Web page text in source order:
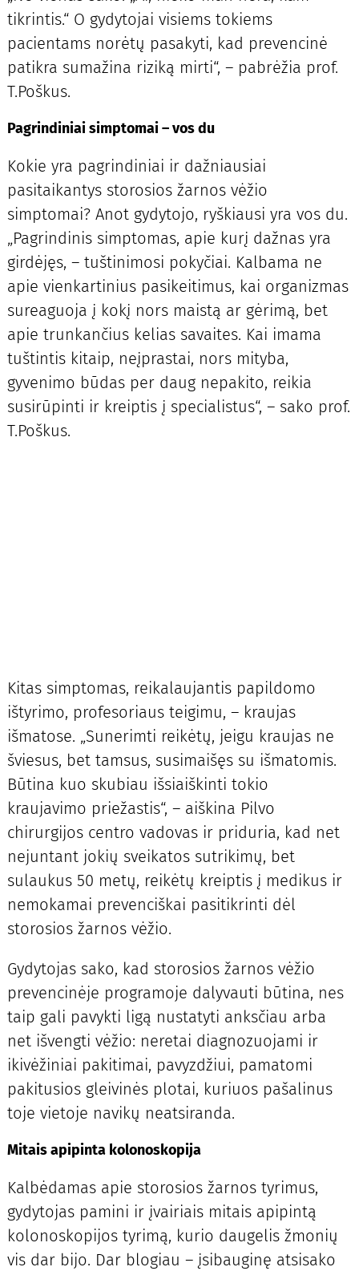
tikrintis.“ O gydytojai visiems tokiems
pacientams norėtų pasakyti, kad prevencinė
patikra sumažina riziką mirti“, – pabrėžia prof.
T.Poškus.
Pagrindiniai simptomai – vos du
Kokie yra pagrindiniai ir dažniausiai
pasitaikantys storosios žarnos vėžio
simptomai? Anot gydytojo, ryškiausi yra vos du.
„Pagrindinis simptomas, apie kurį dažnas yra
girdėjęs, – tuštinimosi pokyčiai. Kalbama ne
apie vienkartinius pasikeitimus, kai organizmas
sureaguoja į kokį nors maistą ar gėrimą, bet
apie trunkančius kelias savaites. Kai imama
tuštintis kitaip, neįprastai, nors mityba,
gyvenimo būdas per daug nepakito, reikia
susirūpinti ir kreiptis į specialistus“, – sako prof.
T.Poškus.
Kitas simptomas, reikalaujantis papildomo
ištyrimo, profesoriaus teigimu, – kraujas
išmatose. „Sunerimti reikėtų, jeigu kraujas ne
šviesus, bet tamsus, susimaišęs su išmatomis.
Būtina kuo skubiau išsiaiškinti tokio
kraujavimo priežastis“, – aiškina Pilvo
chirurgijos centro vadovas ir priduria, kad net
nejuntant jokių sveikatos sutrikimų, bet
sulaukus 50 metų, reikėtų kreiptis į medikus ir
nemokamai prevenciškai pasitikrinti dėl
storosios žarnos vėžio.
Gydytojas sako, kad storosios žarnos vėžio
prevencinėje programoje dalyvauti būtina, nes
taip gali pavykti ligą nustatyti anksčiau arba
net išvengti vėžio: neretai diagnozuojami ir
ikivėžiniai pakitimai, pavyzdžiui, pamatomi
pakitusios gleivinės plotai, kuriuos pašalinus
toje vietoje navikų neatsiranda.
Mitais apipinta kolonoskopija
Kalbėdamas apie storosios žarnos tyrimus,
gydytojas pamini ir įvairiais mitais apipintą
kolonoskopijos tyrimą, kurio daugelis žmonių
vis dar bijo. Dar blogiau – įsibauginę atsisako